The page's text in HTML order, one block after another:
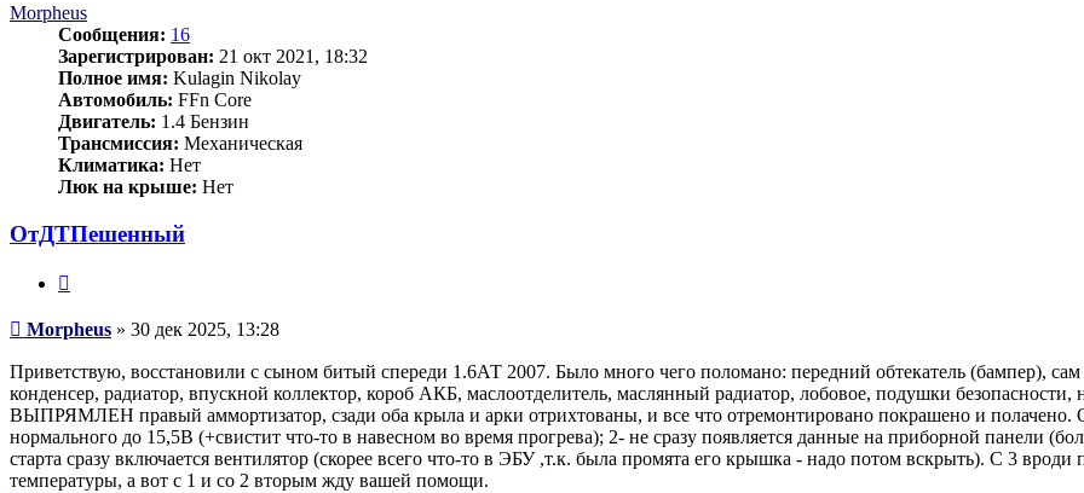
Morpheus
Сообщения: 16
Зарегистрирован: 21 окт 2021, 18:32
Полное имя: Kulagin Nikolay
Автомобиль: FFn Core
Двигатель: 1.4 Бензин
Трансмиссия: Механическая
Климатика: Нет
Люк на крыше: Нет
ОтДТПешенный
Сообщение
Morpheus » 30 дек 2025, 13:28
Приветствую, восстановили с сыном битый спереди 1.6АТ 2007. Было много чего поломано: передний обтекатель (бампер),
конденсер, радиатор, впускной коллектор, короб АКБ, маслоотделитель, маслянный радиатор, лобовое, подушки
ВЫПРЯМЛЕН правый аммортизатор, сзади оба крыла и арки отрихтованы, и все что отремонтировано покрашено и полачено.
нормального до 15,5В (+свистит что-то в навесном во время прогрева); 2- не сразу появляется данные на приборной панели
старта сразу включается вентилятор (скорее всего что-то в ЭБУ ,т.к. была промята его крышка - надо потом вскрыть). С 3
температуры, а вот с 1 и со 2 вторым жду вашей помощи.